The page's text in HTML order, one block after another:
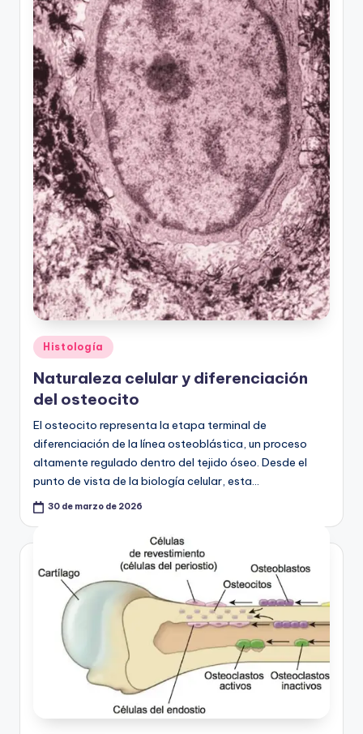
Publicado
en
Histología
Naturaleza celular y diferenciación
del osteocito
El osteocito representa la etapa terminal de
diferenciación de la línea osteoblástica, un proceso
altamente regulado dentro del tejido óseo. Desde el
punto de vista de la biología celular, esta…
30 de marzo de 2026